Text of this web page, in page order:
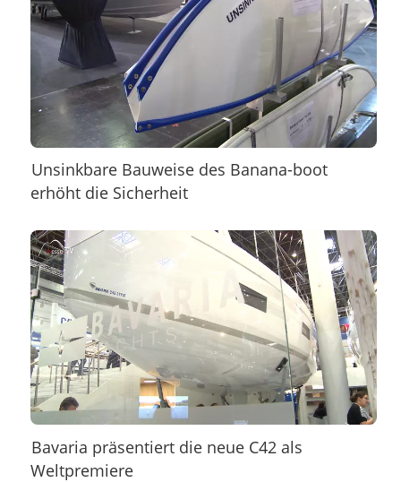
Unsinkbare Bauweise des Banana-boot
erhöht die Sicherheit
Bavaria präsentiert die neue C42 als
Weltpremiere